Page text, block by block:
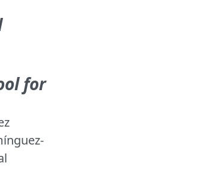
for